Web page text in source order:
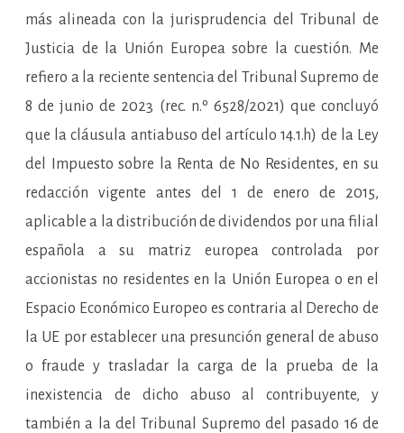
más alineada con la jurisprudencia del Tribunal de
Justicia de la Unión Europea sobre la cuestión. Me
refiero a la reciente sentencia del Tribunal Supremo de
8 de junio de 2023 (rec. n.º 6528/2021) que concluyó
que la cláusula antiabuso del artículo 14.1.h) de la Ley
del Impuesto sobre la Renta de No Residentes, en su
redacción vigente antes del 1 de enero de 2015,
aplicable a la distribución de dividendos por una filial
española a su matriz europea controlada por
accionistas no residentes en la Unión Europea o en el
Espacio Económico Europeo es contraria al Derecho de
la UE por establecer una presunción general de abuso
o fraude y trasladar la carga de la prueba de la
inexistencia de dicho abuso al contribuyente, y
también a la del Tribunal Supremo del pasado 16 de